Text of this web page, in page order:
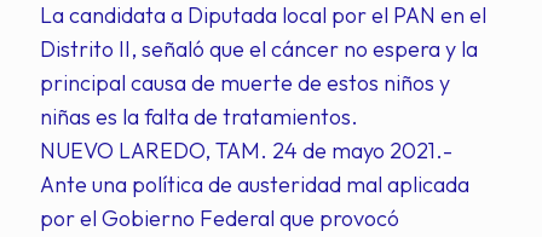
La candidata a Diputada local por el PAN en el
Distrito II, señaló que el cáncer no espera y la
principal causa de muerte de estos niños y
niñas es la falta de tratamientos.
NUEVO LAREDO, TAM. 24 de mayo 2021.-
Ante una política de austeridad mal aplicada
por el Gobierno Federal que provocó